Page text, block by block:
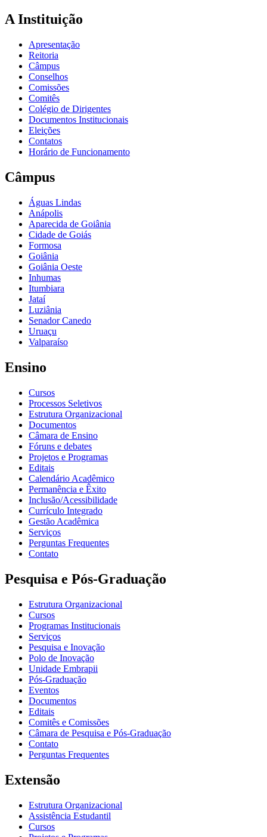
A Instituição
Apresentação
Reitoria
Câmpus
Conselhos
Comissões
Comitês
Colégio de Dirigentes
Documentos Institucionais
Eleições
Contatos
Horário de Funcionamento
Câmpus
Águas Lindas
Anápolis
Aparecida de Goiânia
Cidade de Goiás
Formosa
Goiânia
Goiânia Oeste
Inhumas
Itumbiara
Jataí
Luziânia
Senador Canedo
Uruaçu
Valparaíso
Ensino
Cursos
Processos Seletivos
Estrutura Organizacional
Documentos
Câmara de Ensino
Fóruns e debates
Projetos e Programas
Editais
Calendário Acadêmico
Permanência e Êxito
Inclusão/Acessibilidade
Currículo Integrado
Gestão Acadêmica
Serviços
Perguntas Frequentes
Contato
Pesquisa e Pós-Graduação
Estrutura Organizacional
Cursos
Programas Institucionais
Serviços
Pesquisa e Inovação
Polo de Inovação
Unidade Embrapii
Pós-Graduação
Eventos
Documentos
Editais
Comitês e Comissões
Câmara de Pesquisa e Pós-Graduação
Contato
Perguntas Frequentes
Extensão
Estrutura Organizacional
Assistência Estudantil
Cursos